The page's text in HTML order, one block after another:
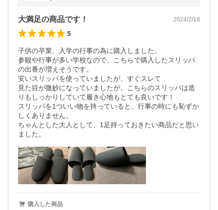
大満足の商品です！ 2024/2/18
5
子供の卒業、入学の行事の為に購入しました。
参観や行事が多い学校なので、こちらで購入したスリッパ
の出番が増えそうです。
安いスリッパを使っていましたが、すぐスレて
見た目が微妙になっていましたが、こちらのスリッパは造
りもしっかりしていて履き心地もとても良いです！
スリッパを1ついい物を持っていると、行事の時にも恥ずか
しくありません。
ちゃんとした大人として、1足持っておきたい商品だと思い
ました。
購入した商品